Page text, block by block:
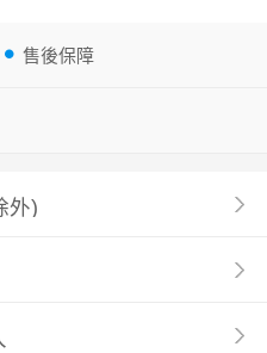
售後保障
外)